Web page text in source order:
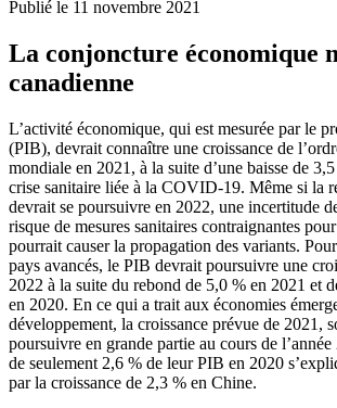
Publié le 11 novembre 2021
La conjoncture économique
canadienne
L’activité économique, qui est mesurée par le
(PIB), devrait connaître une croissance de
mondiale en 2021, à la suite d’une baisse de
crise sanitaire liée à la COVID-19. Même si la
devrait se poursuivre en 2022, une incertitude
risque de mesures sanitaires contraignantes
pourrait causer la propagation des variants.
pays avancés, le PIB devrait poursuivre une
2022 à la suite du rebond de 5,0 % en 2021 et
en 2020. En ce qui a trait aux économies
développement, la croissance prévue de 2021,
poursuivre en grande partie au cours de
de seulement 2,6 % de leur PIB en 2020
par la croissance de 2,3 % en Chine.